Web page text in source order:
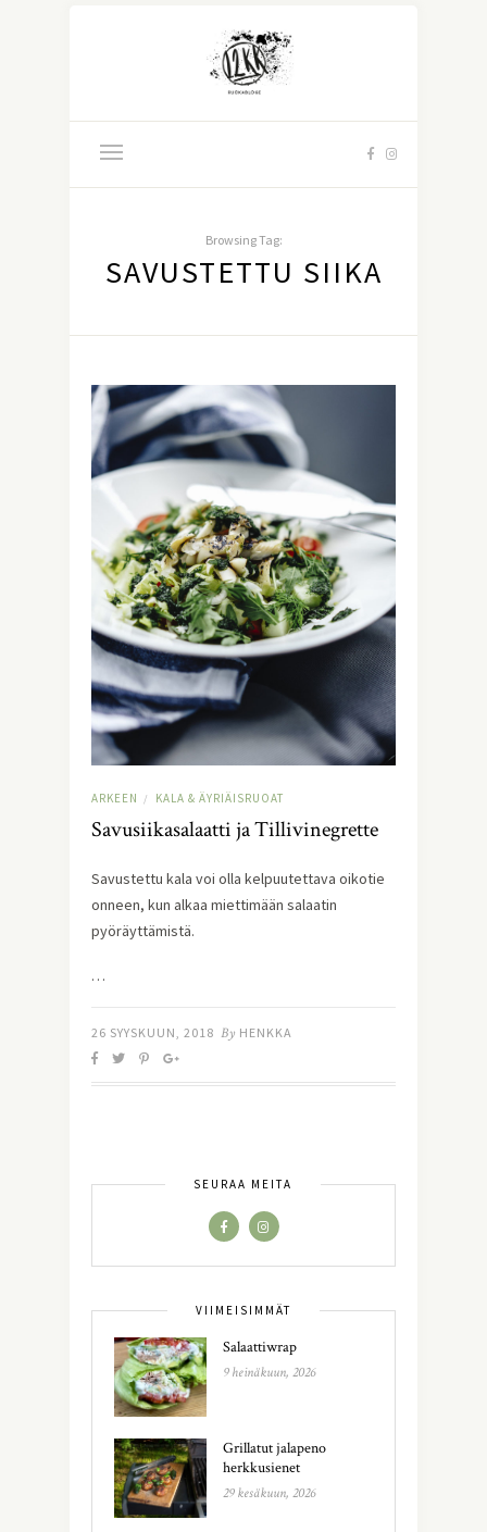
Browsing Tag:
SAVUSTETTU SIIKA
ARKEEN / KALA & ÄYRIÄISRUOAT
Savusiikasalaatti ja Tillivinegrette
Savustettu kala voi olla kelpuutettava oikotie
onneen, kun alkaa miettimään salaatin
pyöräyttämistä.
…
26 SYYSKUUN, 2018 By HENKKA
SEURAA MEITÄ
VIIMEISIMMÄT
Salaattiwrap
9 heinäkuun, 2026
Grillatut jalapeno
herkkusienet
29 kesäkuun, 2026